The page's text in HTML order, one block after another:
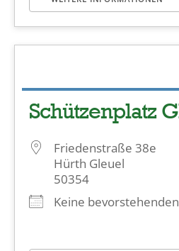
Schützenplatz
Friedenstraße 38e
Hürth Gleuel
50354
Keine